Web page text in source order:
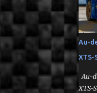
Au-
XTS-
Au-
XTS-